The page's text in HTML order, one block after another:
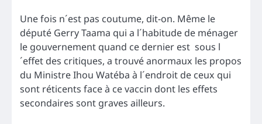
Une fois n´est pas coutume, dit-on. Même le
député Gerry Taama qui a l´habitude de ménager
le gouvernement quand ce dernier est sous l
´effet des critiques, a trouvé anormaux les propos
du Ministre Ihou Watéba à l´endroit de ceux qui
sont réticents face à ce vaccin dont les effets
secondaires sont graves ailleurs.